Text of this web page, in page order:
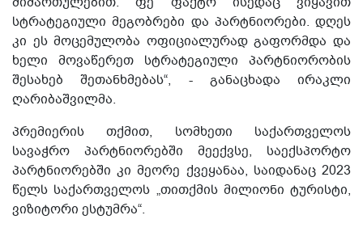
სტრატეგიული მეგობრები და პარტნიორები. დღეს
კი ეს მოცემულობა ოფიციალურად გაფორმდა და
ხელი მოვაწერეთ სტრატეგიული პარტნიორობის
შესახებ შეთანხმებას“, - განაცხადა ირაკლი
ღარიბაშვილმა.
პრემიერის თქმით, სომხეთი საქართველოს
სავაჭრო პარტნიორებში მეექვსე, საექსპორტო
პარტნიორებში კი მეორე ქვეყანაა, საიდანაც 2023
წელს საქართველოს „თითქმის მილიონი ტურისტი,
ვიზიტორი ესტუმრა“.